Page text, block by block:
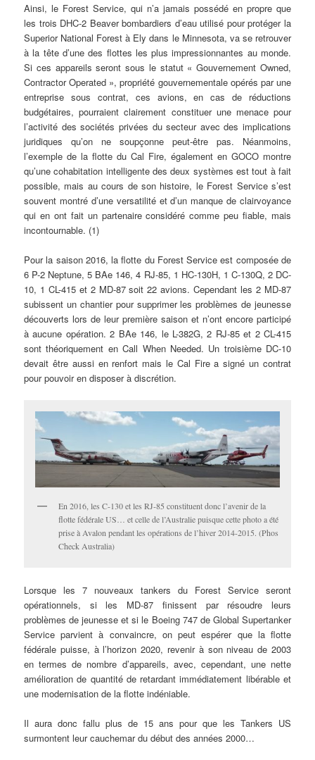
Ainsi, le Forest Service, qui n’a jamais possédé en propre que
les trois DHC-2 Beaver bombardiers d’eau utilisé pour protéger la
Superior National Forest à Ely dans le Minnesota, va se retrouver
à la tête d’une des flottes les plus impressionnantes au monde.
Si ces appareils seront sous le statut « Gouvernement Owned,
Contractor Operated », propriété gouvernementale opérés par une
entreprise sous contrat, ces avions, en cas de réductions
budgétaires, pourraient clairement constituer une menace pour
l’activité des sociétés privées du secteur avec des implications
juridiques qu’on ne soupçonne peut-être pas. Néanmoins,
l’exemple de la flotte du Cal Fire, également en GOCO montre
qu’une cohabitation intelligente des deux systèmes est tout à fait
possible, mais au cours de son histoire, le Forest Service s’est
souvent montré d’une versatilité et d’un manque de clairvoyance
qui en ont fait un partenaire considéré comme peu fiable, mais
incontournable. (1)
Pour la saison 2016, la flotte du Forest Service est composée de
6 P-2 Neptune, 5 BAe 146, 4 RJ-85, 1 HC-130H, 1 C-130Q, 2 DC-
10, 1 CL-415 et 2 MD-87 soit 22 avions. Cependant les 2 MD-87
subissent un chantier pour supprimer les problèmes de jeunesse
découverts lors de leur première saison et n’ont encore participé
à aucune opération. 2 BAe 146, le L-382G, 2 RJ-85 et 2 CL-415
sont théoriquement en Call When Needed. Un troisième DC-10
devait être aussi en renfort mais le Cal Fire a signé un contrat
pour pouvoir en disposer à discrétion.
En 2016, les C-130 et les RJ-85 constituent donc l’avenir de la
flotte fédérale US… et celle de l’Australie puisque cette photo a été
prise à Avalon pendant les opérations de l’hiver 2014-2015. (Phos
Check Australia)
Lorsque les 7 nouveaux tankers du Forest Service seront
opérationnels, si les MD-87 finissent par résoudre leurs
problèmes de jeunesse et si le Boeing 747 de Global Supertanker
Service parvient à convaincre, on peut espérer que la flotte
fédérale puisse, à l’horizon 2020, revenir à son niveau de 2003
en termes de nombre d’appareils, avec, cependant, une nette
amélioration de quantité de retardant immédiatement libérable et
une modernisation de la flotte indéniable.
Il aura donc fallu plus de 15 ans pour que les Tankers US
surmontent leur cauchemar du début des années 2000…